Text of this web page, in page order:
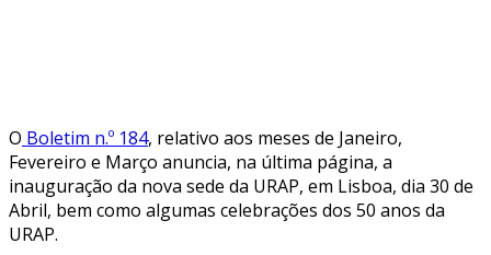
O Boletim n.º 184, relativo aos meses de Janeiro,
Fevereiro e Março anuncia, na última página, a
inauguração da nova sede da URAP, em Lisboa, dia 30 de
Abril, bem como algumas celebrações dos 50 anos da
URAP.